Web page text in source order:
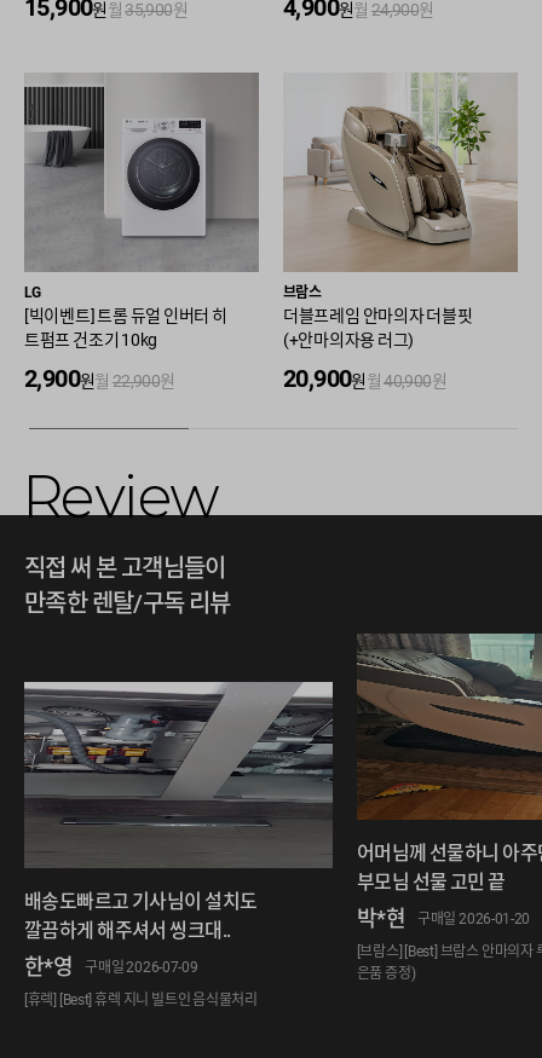
15,900원월 35,900원 4,900원월 24,900원
LG
[빅이벤트] 트롬 듀얼 인버터 히
트펌프 건조기 10kg
2,900원월 22,900원
브람스
더블프레임 안마의자 더블핏
(+안마의자용 러그)
20,900원월 40,900원
Review
직접 써 본 고객님들이
만족한 렌탈/구독 리뷰
배송도빠르고 기사님이 설치도
깔끔하게 해주셔서 씽크대..
한*영
구매일 2026-07-09
[휴렉] [Best] 휴렉 지니 빌트인 음식물처리
어머님께 선물하니 아주
부모님 선물 고민 끝
박*현
구매일 2026-01-20
[브람스] [Best] 브람스 안마의자
은품 증정)